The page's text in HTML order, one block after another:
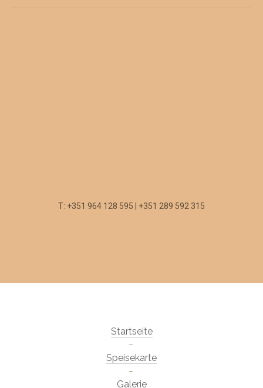
T: +351 964 128 595 | +351 289 592 315
Startseite
Speisekarte
Galerie